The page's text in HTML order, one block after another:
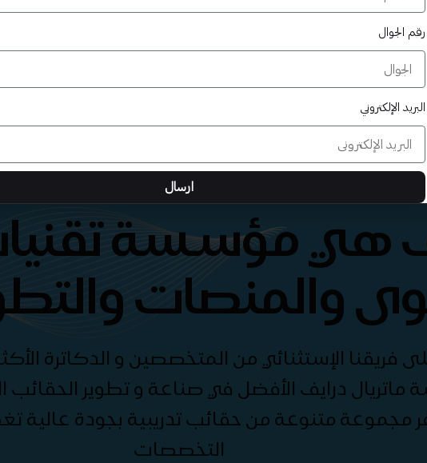
هي مؤسسة
والمنصات
فريقنا الإستثنائي من المتخصصين و الدكاترة
درايف الأفضل في صناعة و تطوير الحقائب
مجموعة متنوعة من حقائب تدريبية بجودة عالية
التخصصات
رقم الجوال
البريد الإلكتروني
ارسال